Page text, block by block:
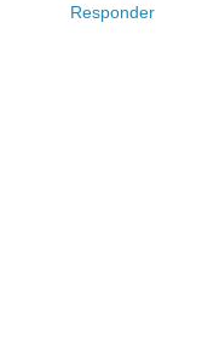
Responder